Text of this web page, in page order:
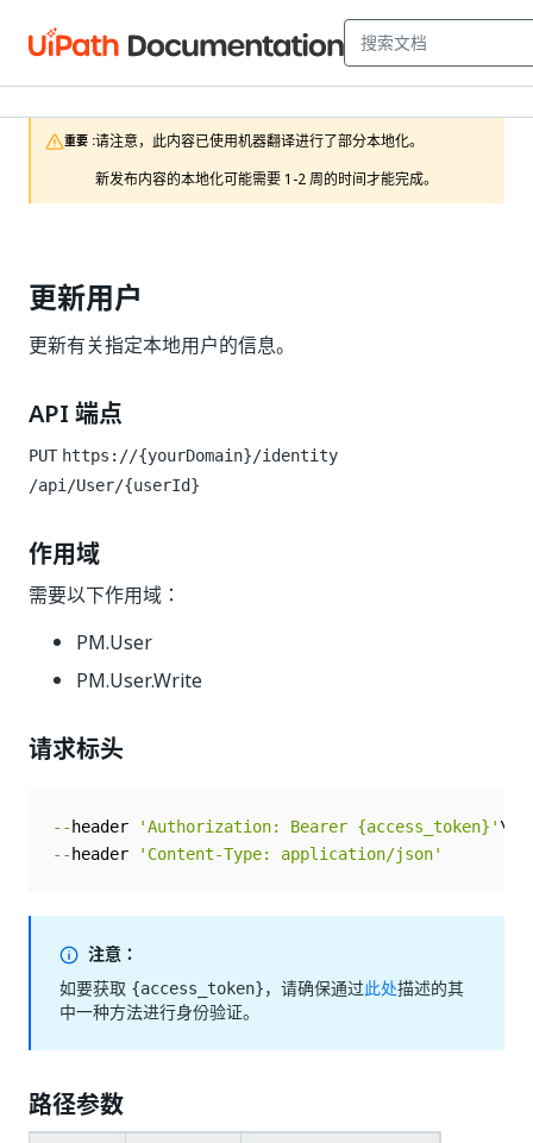
重要 :请注意，此内容已使用机器翻译进行了部分本地化。
新发布内容的本地化可能需要 1-2 周的时间才能完成。
更新用户
更新有关指定本地用户的信息。
API 端点
PUT https://{yourDomain}/identity
/api/User/{userId}
作用域
需要以下作用域：
PM.User
PM.User.Write
请求标头
-- header 'Authorization: Bearer {access_token}'
-- header 'Content-Type: application/json'
注意：
如要获取 {access_token}，请确保通过此处描述的其
中一种方法进行身份验证。
路径参数